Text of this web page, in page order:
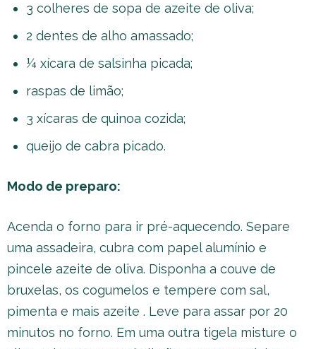
3 colheres de sopa de azeite de oliva;
2 dentes de alho amassado;
¼ xícara de salsinha picada;
raspas de limão;
3 xícaras de quinoa cozida;
queijo de cabra picado.
Modo de preparo:
Acenda o forno para ir pré-aquecendo. Separe
uma assadeira, cubra com papel alumínio e
pincele azeite de oliva. Disponha a couve de
bruxelas, os cogumelos e tempere com sal,
pimenta e mais azeite . Leve para assar por 20
minutos no forno. Em uma outra tigela misture o